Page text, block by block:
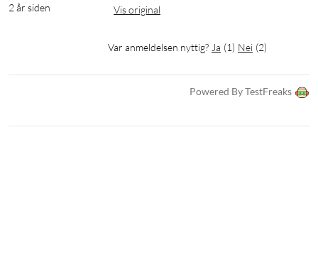
2 år siden
Vis original
Var anmeldelsen nyttig? Ja (1) Nei (2)
Powered By TestFreaks